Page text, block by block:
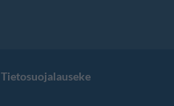
Tietosuojalauseke